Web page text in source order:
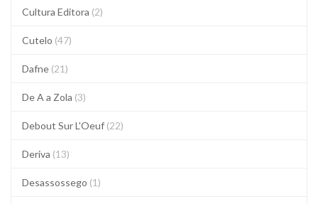
Cultura Editora (2)
Cutelo (47)
Dafne (21)
De A a Zola (3)
Debout Sur L'Oeuf (22)
Deriva (13)
Desassossego (1)